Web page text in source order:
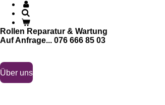
Rollen Reparatur & Wartung
Auf Anfrage... 076 666 85 03
Über uns